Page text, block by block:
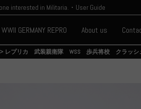
interested in Militaria.・User Guide
WWII GERMANY REPRO About us
> レプリカ 武装親衛隊 WSS 歩兵将校 クラッ